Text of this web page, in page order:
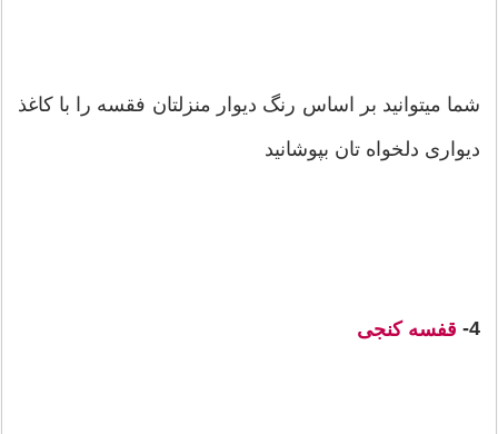
شما میتوانید بر اساس رنگ دیوار منزلتان فقسه را با کاغذ
دیواری دلخواه تان بپوشانید
4- قفسه کنجی